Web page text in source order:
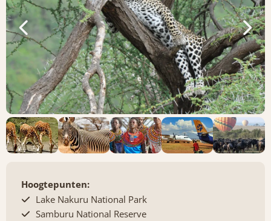
Hoogtepunten:
Lake Nakuru National Park
Samburu National Reserve